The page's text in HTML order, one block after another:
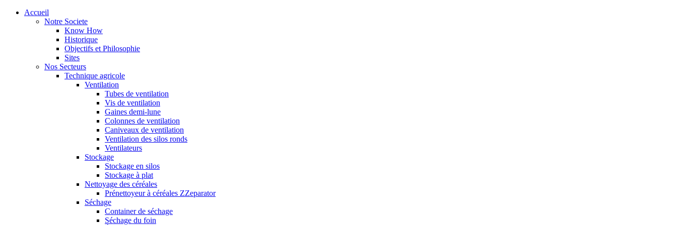
Accueil
Notre Societe
Know How
Historique
Objectifs et Philosophie
Sites
Nos Secteurs
Technique agricole
Ventilation
Tubes de ventilation
Vis de ventilation
Gaines demi-lune
Colonnes de ventilation
Caniveaux de ventilation
Ventilation des silos ronds
Ventilateurs
Stockage
Stockage en silos
Stockage à plat
Nettoyage des céréales
Prénettoyeur à céréales ZZeparator
Séchage
Container de séchage
Séchage du foin